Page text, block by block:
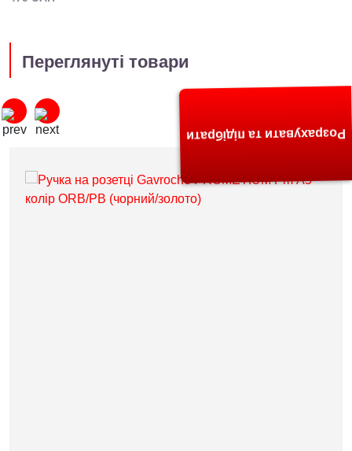
Переглянуті товари
Розрахувати та підібрати